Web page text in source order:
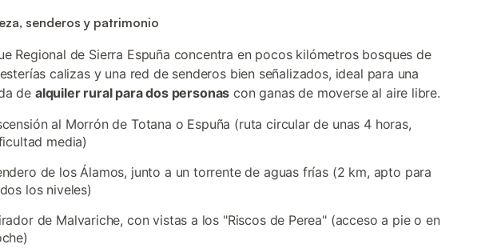
senderos y patrimonio
Regional de Sierra Espuña concentra en pocos kilómetros bosques de
calizas y una red de senderos bien señalizados, ideal para una
de alquiler rural para dos personas con ganas de moverse al aire libre.
al Morrón de Totana o Espuña (ruta circular de unas 4 horas,
media)
de los Álamos, junto a un torrente de aguas frías (2 km, apto para
los niveles)
de Malvariche, con vistas a los "Riscos de Perea" (acceso a pie o en